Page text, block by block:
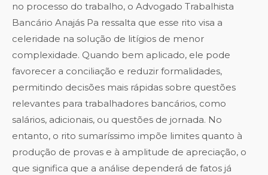
no processo do trabalho, o Advogado Trabalhista
Bancário Anajás Pa ressalta que esse rito visa a
celeridade na solução de litígios de menor
complexidade. Quando bem aplicado, ele pode
favorecer a conciliação e reduzir formalidades,
permitindo decisões mais rápidas sobre questões
relevantes para trabalhadores bancários, como
salários, adicionais, ou questões de jornada. No
entanto, o rito sumaríssimo impõe limites quanto à
produção de provas e à amplitude de apreciação, o
que significa que a análise dependerá de fatos já